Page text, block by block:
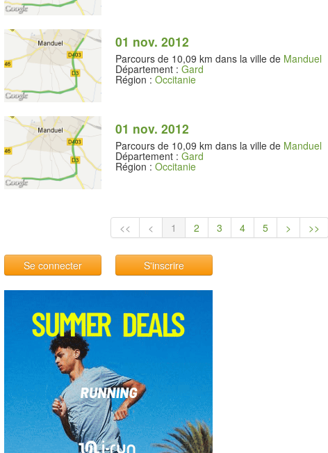
01 nov. 2012
Parcours de 10,09 km dans la ville de Manduel
Département : Gard
Région : Occitanie
01 nov. 2012
Parcours de 10,09 km dans la ville de Manduel
Département : Gard
Région : Occitanie
<< < 1 2 3 4 5 > >>
Se connecter S'inscrire